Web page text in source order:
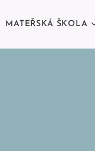
MATEŘSKÁ ŠKOLA